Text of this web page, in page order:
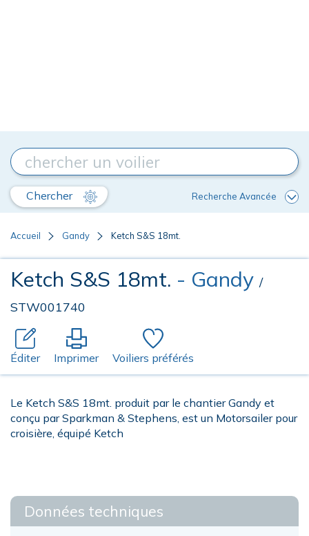
Chercher Recherche Avancée
Accueil Gandy Ketch S&S 18mt.
Ketch S&S 18mt. - Gandy /
STW001740
Éditer Imprimer Voiliers préférés
Le Ketch S&S 18mt. produit par le chantier Gandy et
conçu par Sparkman & Stephens, est un Motorsailer pour
croisière, équipé Ketch
Données techniques